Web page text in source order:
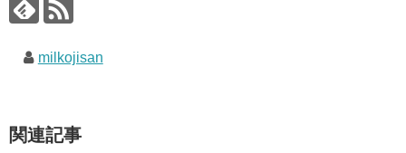
milkojisan
関連記事